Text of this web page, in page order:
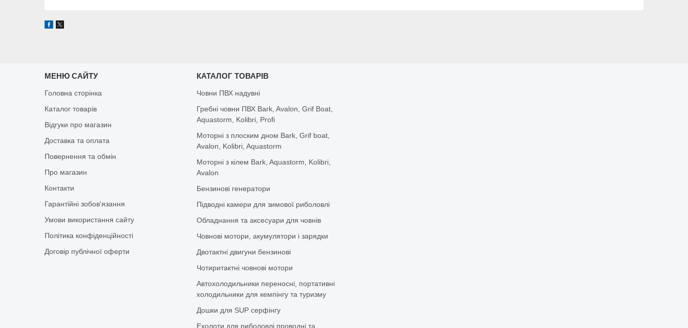
МЕНЮ САЙТУ
Головна сторінка
Каталог товарів
Відгуки про магазин
Доставка та оплата
Повернення та обмін
Про магазин
Контакти
Гарантійні зобов'язання
Умови використання сайту
Політика конфіденційності
Договір публічної оферти
КАТАЛОГ ТОВАРІВ
Човни ПВХ надувні
Гребні човни ПВХ Bark, Avalon, Grif Boat,
Aquastorm, Kolibri, Profi
Моторні з плоским дном Bark, Grif boat,
Avalon, Kolibri, Aquastorm
Моторні з кілем Bark, Aquastorm, Kolibri,
Avalon
Бензинові генератори
Підводні камери для зимової риболовлі
Обладнання та аксесуари для човнів
Човнові мотори, акумулятори і зарядки
Двотактні двигуни бензинові
Чотиритактні човнові мотори
Автохолодильники переносні, портативні
холодильники для кемпінгу та туризму
Дошки для SUP серфінгу
Ехолоти для риболовлі проводні та